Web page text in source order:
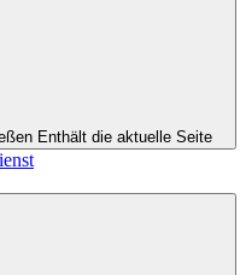
Enthält die aktuelle Seite